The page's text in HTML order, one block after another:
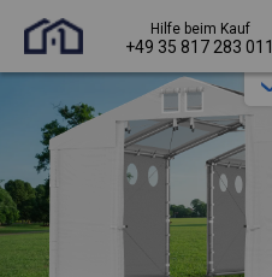
Hilfe beim Kauf
+49 35 817 283 011